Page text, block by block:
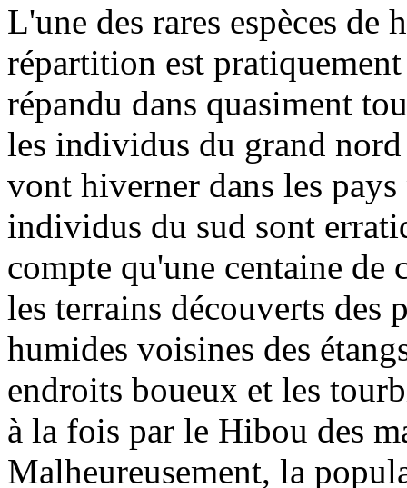
L'une des rares espèces de
répartition est
répandu dans quasiment
les individus du grand
vont hiverner dans les
individus du sud sont
compte qu'une centaine
les terrains découverts des
humides voisines des
endroits boueux et les
à la fois par le Hibou des
Malheureusement, la